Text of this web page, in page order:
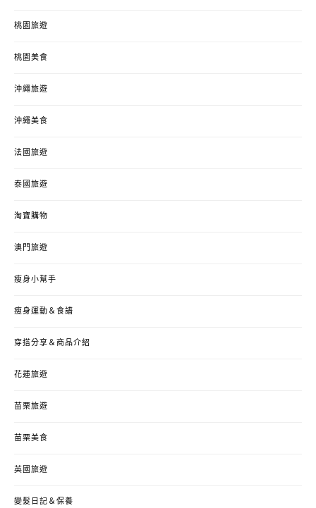
桃園旅遊
桃園美食
沖繩旅遊
沖繩美食
法國旅遊
泰國旅遊
淘寶購物
澳門旅遊
瘦身小幫手
瘦身運動＆食譜
穿搭分享＆商品介紹
花蓮旅遊
苗栗旅遊
苗栗美食
英國旅遊
變髮日記＆保養